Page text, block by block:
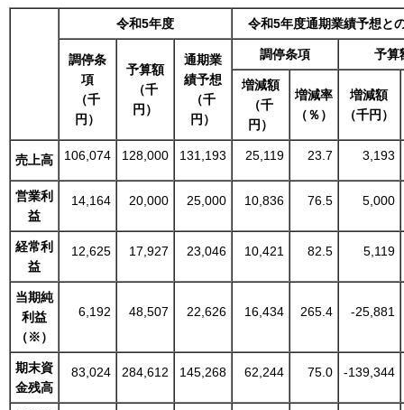
令和5年度 令和5年度通期業績予想と
調停条
項
（千
円）
予算額
（千
円）
通期業
績予想
（千
円）
調停条項 予算
増減額
（千
円）
増減率
（％）
増減額
（千円）
売上高 106,074 128,000 131,193 25,119 23.7 3,193
営業利
益
14,164 20,000 25,000 10,836 76.5 5,000
経常利
益
12,625 17,927 23,046 10,421 82.5 5,119
当期純
利益
（※）
6,192 48,507 22,626 16,434 265.4 -25,881
期末資
金残高
83,024 284,612 145,268 62,244 75.0 -139,344